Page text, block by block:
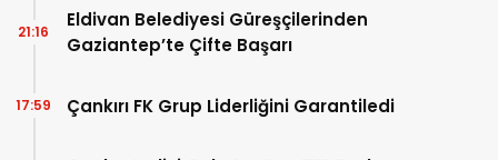
Eldivan Belediyesi Güreşçilerinden
Gaziantep’te Çifte Başarı
21:16
Çankırı FK Grup Liderliğini Garantiledi
17:59